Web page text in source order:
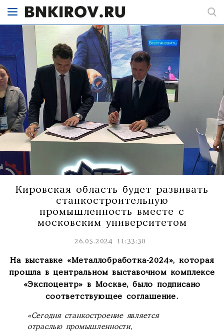
Кировская область будет развивать
станкостроительную
промышленность вместе с
московским университетом
26.05.2024 11:33:30
На выставке «Металлобработка-2024», которая
прошла в центральном выставочном комплексе
«Экспоцентр» в Москве, было подписано
соответствующее соглашение.
«Сегодня станкостроение является
отраслью промышленности,